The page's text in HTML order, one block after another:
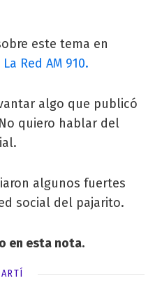
este tema en
Red AM 910.
algo que publicó
quiero hablar del
algunos fuertes
social del pajarito.
en esta nota.